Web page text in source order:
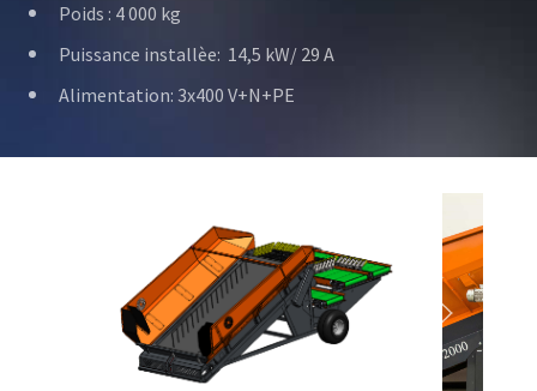
Poids : 4 000 kg
Puissance installèe: 14,5 kW/ 29 A
Alimentation: 3x400 V+N+PE